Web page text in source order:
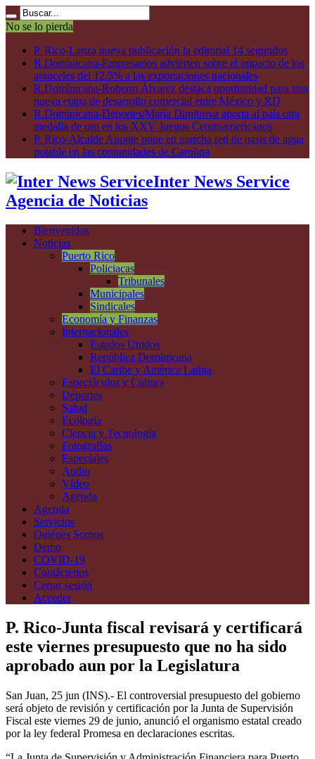
No se lo pierda
P. Rico-Lanza nueva publicación la editorial 14 segundos
R.Dominicana-Empresarios advierten sobre el impacto de los
aranceles del 12.5% a las exportaciones nacionales
R.Dominicana-Roberto Álvarez destaca oportunidad para una
nueva etapa de desarrollo comercial entre México y RD
R.Dominicana-Deportes/María Dimitrova aporta al país otra
medalla de oro en los XXV Juegos Centroamericanos
P. Rico-Alcalde Aponte pone en marcha red de oasis de agua
potable en las comunidades de Carolina
Inter News Service
Agencia de Noticias
Bienvenidos
Noticias
Puerto Rico
Policiacas
Tribunales
Municipales
Sindicales
Economía y Finanzas
Internacionales
Estados Unidos
República Dominicana
El Caribe y América Latina
Espectáculos y Cultura
Deportes
Salud
Ecología
Ciencia y Tecnología
Fotografías
Especiales
Audio
Vídeo
Agenda
Agenda
Servicios
Quiénes Somos
Demo
COVID-19
Contáctenos
Cerrar sesión
Acceder
P. Rico-Junta fiscal revisará y certificará
este viernes presupuesto que no ha sido
aprobado aun por la Legislatura
San Juan, 25 jun (INS).- El controversial presupuesto del gobierno
será objeto de revisión y certificación por la Junta de Supervisión
Fiscal este viernes 29 de junio, anunció el organismo estatal creado
por la ley federal Promesa en declaraciones escritas.